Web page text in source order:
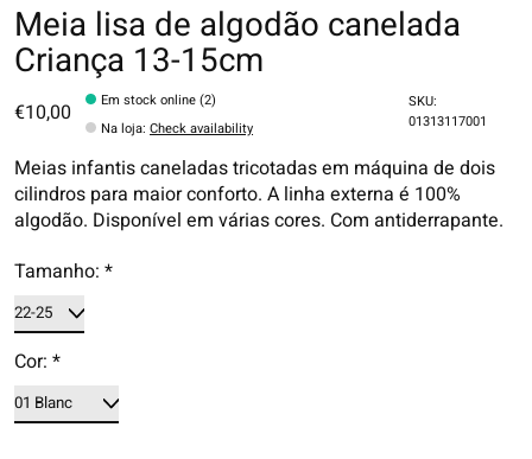
Meia lisa de algodão canelada
Criança 13-15cm
€10,00
Em stock online (2)
Na loja:Check availability
SKU:
01313117001
Meias infantis caneladas tricotadas em máquina de dois
cilindros para maior conforto. A linha externa é 100%
algodão. Disponível em várias cores. Com antiderrapante.
Tamanho: *
Cor: *